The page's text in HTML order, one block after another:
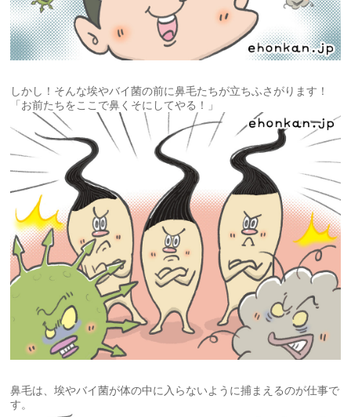
しかし！そんな埃やバイ菌の前に鼻毛たちが立ちふさがります！
「お前たちをここで鼻くそにしてやる！」
鼻毛は、埃やバイ菌が体の中に入らないように捕まえるのが仕事で
す。